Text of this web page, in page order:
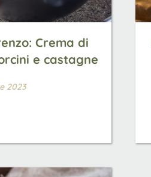
Crema di
e castagne
2023